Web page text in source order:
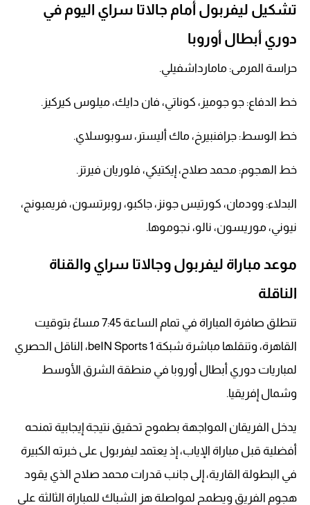
تشكيل ليفربول أمام جالاتا سراي اليوم في
دوري أبطال أوروبا
حراسة المرمى: مامارداشفيلي.
خط الدفاع: جو جوميز، كوناتي، فان دايك، ميلوس كيركيز.
خط الوسط: جرافنبيرخ، ماك أليستر، سوبوسلاي.
خط الهجوم: محمد صلاح، إيكتيكي، فلوريان فيرتز.
البدلاء: وودمان، كورتيس جونز، جاكبو، روبرتسون، فريمبونج،
نيوني، موريسون، نالو، نجوموها.
موعد مباراة ليفربول وجالاتا سراي والقناة
الناقلة
تنطلق صافرة المباراة في تمام الساعة 7:45 مساءً بتوقيت
القاهرة، وتنقلها مباشرة شبكة beIN Sports 1، الناقل الحصري
لمباريات دوري أبطال أوروبا في منطقة الشرق الأوسط
وشمال إفريقيا.
يدخل الفريقان المواجهة بطموح تحقيق نتيجة إيجابية تمنحه
أفضلية قبل مباراة الإياب، إذ يعتمد ليفربول على خبرته الكبيرة
في البطولة القارية، إلى جانب قدرات محمد صلاح الذي يقود
هجوم الفريق ويطمح لمواصلة هز الشباك للمباراة الثالثة على